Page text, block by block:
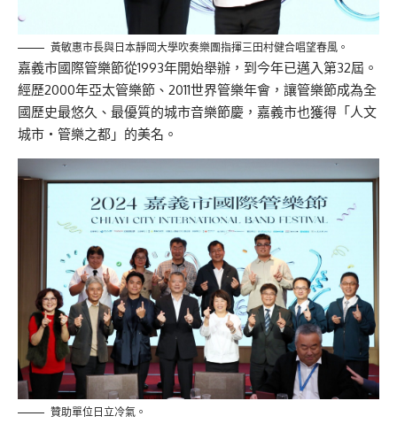
黃敏惠市長與日本靜岡大學吹奏樂團指揮三田村健合唱望春風。
嘉義市國際管樂節從1993年開始舉辦，到今年已邁入第32屆。
經歷2000年亞太管樂節、2011世界管樂年會，讓管樂節成為全
國歷史最悠久、最優質的城市音樂節慶，嘉義市也獲得「人文
城市‧管樂之都」的美名。
贊助單位日立冷氣。